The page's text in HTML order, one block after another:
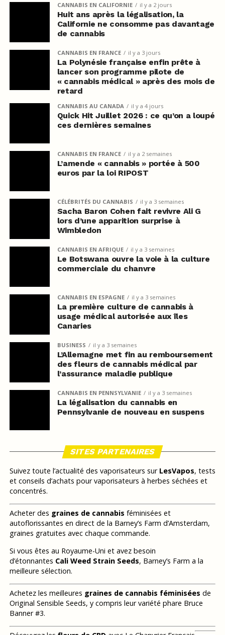
CANNABIS EN CALIFORNIE il y a 2 jours
Huit ans après la légalisation, la
Californie ne consomme pas davantage
de cannabis
CANNABIS EN FRANCE il y a 3 jours
La Polynésie française enfin prête à
lancer son programme pilote de
« cannabis médical » après des mois de
retard
CANNABIS AU CANADA il y a 4 jours
Quick Hit Juillet 2026 : ce qu’on a loupé
ces dernières semaines
CANNABIS EN FRANCE il y a 2 semaines
L’amende « cannabis » portée à 500
euros par la loi RIPOST
CÉLÉBRITÉS DU CANNABIS il y a 3 semaines
Sacha Baron Cohen fait revivre Ali G
lors d’une apparition surprise à
Wimbledon
CANNABIS EN AFRIQUE il y a 3 semaines
Le Botswana ouvre la voie à la culture
commerciale du chanvre
CANNABIS EN ESPAGNE il y a 3 semaines
La première culture de cannabis à
usage médical autorisée aux îles
Canaries
BUSINESS il y a 3 semaines
L’Allemagne met fin au remboursement
des fleurs de cannabis médical par
l’assurance maladie publique
CANNABIS EN PENNSYLVANIE il y a 3 semaines
La légalisation du cannabis en
Pennsylvanie de nouveau en suspens
SITES PARTENAIRES
Suivez toute l’actualité des vaporisateurs sur LesVapos, tests
et conseils d’achats pour vaporisateurs à herbes séchées et
concentrés.
Acheter des graines de cannabis féminisées et
autoflorissantes en direct de la Barney’s Farm d’Amsterdam,
graines gratuites avec chaque commande.
Si vous êtes au Royaume-Uni et avez besoin
d’étonnantes Cali Weed Strain Seeds, Barney’s Farm a la
meilleure sélection.
Achetez les meilleures graines de cannabis féminisées de
Original Sensible Seeds, y compris leur variété phare Bruce
Banner #3.